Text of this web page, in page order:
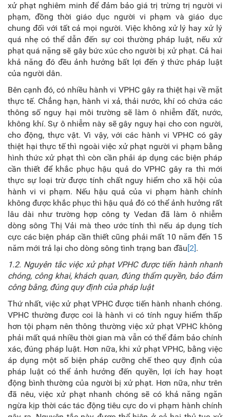
xử phạt nghiêm minh để đảm bảo giá trị trừng trị người vi
phạm, đồng thời giáo dục người vi phạm và giáo dục
chung đối với tất cả mọi người. Việc không xử lý hay xử lý
quá nhẹ có thể dẫn đến sự coi thường pháp luật, nếu xử
phạt quá nặng sẽ gây bức xúc cho người bị xử phạt. Cả hai
khả năng đó đều ảnh hưởng bất lợi đến ý thức pháp luật
của người dân.
Bên cạnh đó, có nhiều hành vi VPHC gây ra thiệt hại về mặt
thực tế. Chẳng hạn, hành vi xả, thải nước, khí có chứa các
thông số nguy hại môi trường sẽ làm ô nhiễm đất, nước,
không khí. Sự ô nhiễm này sẽ gây nguy hại cho con người,
cho động, thực vật. Vì vậy, với các hành vi VPHC có gây
thiệt hại thực tế thì ngoài việc xử phạt người vi phạm bằng
hình thức xử phạt thì còn cần phải áp dụng các biện pháp
cần thiết để khắc phục hậu quả do VPHC gây ra thì mới
thực sự loại trừ được tính chất nguy hiểm cho xã hội của
hành vi vi phạm. Nếu hậu quả của vi phạm hành chính
không được khắc phục thì hậu quả đó có thể ảnh hưởng rất
lâu dài như trường hợp công ty Vedan đã làm ô nhiễm
dòng sông Thị Vải mà theo ước tính thì nếu áp dụng tích
cực các biện pháp cần thiết cũng phải mất 10 năm đến 15
năm mới trả lại cho dòng sông tình trạng ban đầu[2].
1.2. Nguyên tắc việc xử phạt VPHC được tiến hành nhanh
chóng, công khai, khách quan, đúng thẩm quyền, bảo đảm
công bằng, đúng quy định của pháp luật
Thứ nhất, việc xử phạt VPHC được tiến hành nhanh chóng.
VPHC thường được coi là hành vi có tính nguy hiểm thấp
hơn tội phạm nên thông thường việc xử phạt VPHC không
phải mất quá nhiều thời gian mà vẫn có thể đảm bảo chính
xác, đúng pháp luật. Hơn nữa, khi xử phạt VPHC, bằng việc
áp dụng một số biện pháp cưỡng chế theo quy định của
pháp luật có thể ảnh hưởng đến quyền, lợi ích hay hoạt
động bình thường của người bị xử phạt. Hơn nữa, như trên
đã nêu, việc xử phạt nhanh chóng sẽ có khả năng ngăn
ngừa kịp thời các tác động tiêu cực do vi phạm hành chính